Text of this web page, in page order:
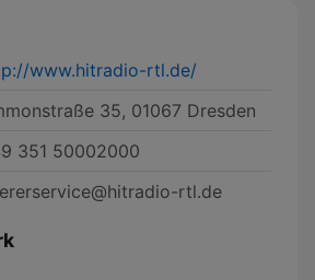
www.hitradio-rtl.de/
35, 01067 Dresden
351 50002000
rtl.de